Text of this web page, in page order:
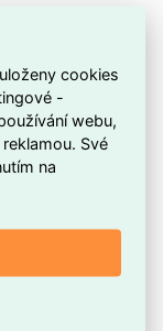
cookies
-
webu,
Své
na